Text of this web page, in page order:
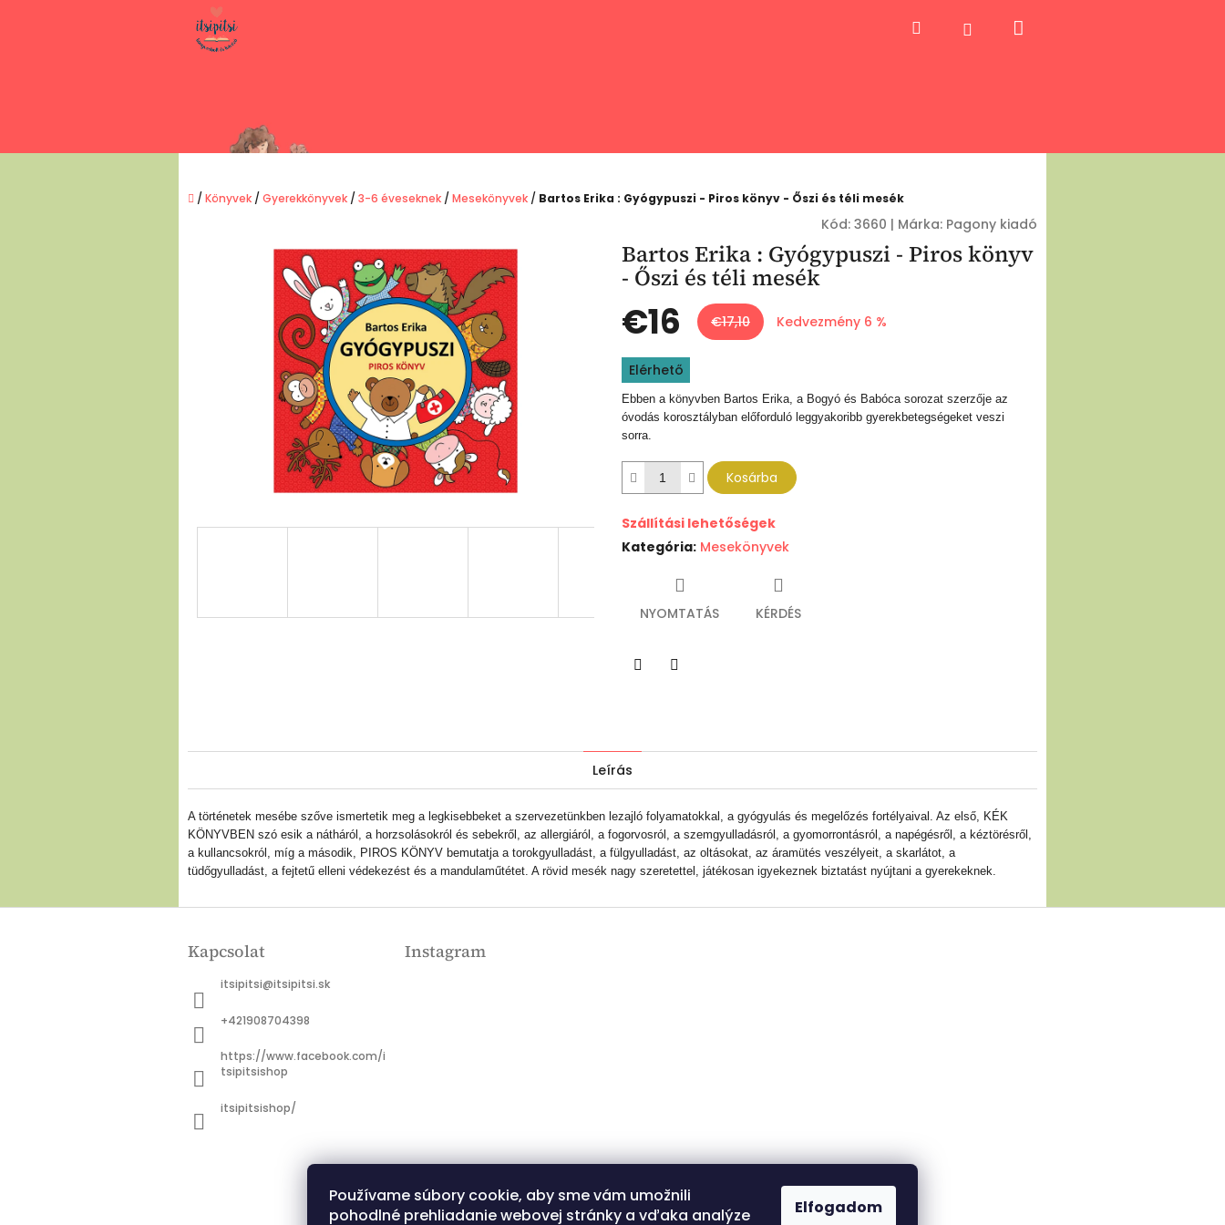
Používame súbory cookie, aby sme vám umožnili
pohodlné prehliadanie webovej stránky a vďaka analýze
Elfogadom
Keresés Bejelentkezés
Kezdőlap
/ Könyvek / Gyerekkönyvek / 3-6 éveseknek / Mesekönyvek / Bartos Erika : Gyógypuszi - Piros könyv - Őszi és téli mesék
Kód: 3660 | Márka: Pagony kiadó
Bartos Erika : Gyógypuszi - Piros könyv
- Őszi és téli mesék
€16 €17,10
Kedvezmény 6 %
Egységár:
Elérhető
Ebben a könyvben Bartos Erika, a Bogyó és Babóca sorozat szerzője az
óvodás korosztályban előforduló leggyakoribb gyerekbetegségeket veszi
sorra.
Kosárba
Szállítási lehetőségek
Kategória: Mesekönyvek
NYOMTATÁS KÉRDÉS
Leírás
A történetek mesébe szőve ismertetik meg a legkisebbeket a szervezetünkben lezajló folyamatokkal, a gyógyulás és megelőzés fortélyaival. Az első, KÉK
KÖNYVBEN szó esik a nátháról, a horzsolásokról és sebekről, az allergiáról, a fogorvosról, a szemgyulladásról, a gyomorrontásról, a napégésről, a kéztörésről,
a kullancsokról, míg a második, PIROS KÖNYV bemutatja a torokgyulladást, a fülgyulladást, az oltásokat, az áramütés veszélyeit, a skarlátot, a
tüdőgyulladást, a fejtetű elleni védekezést és a mandulaműtétet. A rövid mesék nagy szeretettel, játékosan igyekeznek biztatást nyújtani a gyerekeknek.
Kapcsolat
itsipitsi@itsipitsi.sk
+421908704398
https://www.facebook.com/i
tsipitsishop
itsipitsishop/
Instagram
Kövessen minket az
Instagramon